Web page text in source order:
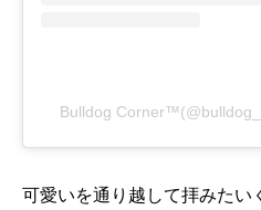
Bulldog
可愛いを通り越して拝みた